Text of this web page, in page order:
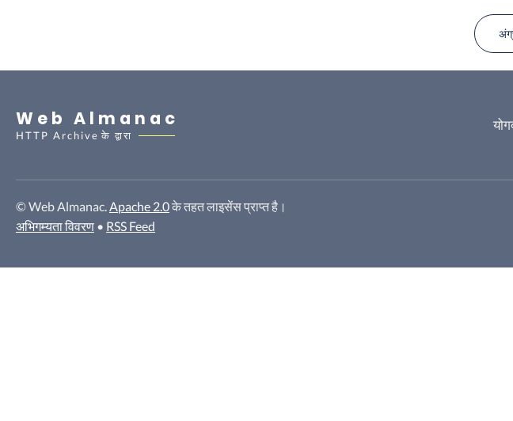
Web Almanac
HTTP Archive के द्वारा
© Web Almanac.Apache 2.0के तहत लाइसेंस प्राप्त है।
अभिगम्यता विवरण • RSS Feed